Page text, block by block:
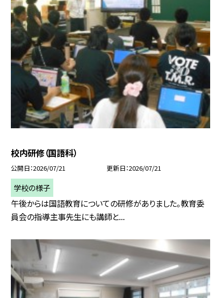
校内研修（国語科）
公開日 2026/07/21 更新日 2026/07/21
学校の様子
午後からは国語教育についての研修がありました。教育委
員会の指導主事先生にも講師と...